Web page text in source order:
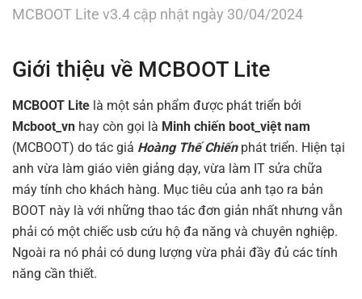
MCBOOT Lite v3.4 cập nhật ngày 30/04/2024
Giới thiệu về MCBOOT Lite
MCBOOT Lite là một sản phẩm được phát triển bởi
Mcboot_vn hay còn gọi là Minh chiến boot_việt nam
(MCBOOT) do tác giả Hoàng Thế Chiếnphát triển. Hiện tại
anh vừa làm giáo viên giảng dạy, vừa làm IT sửa chữa
máy tính cho khách hàng. Mục tiêu của anh tạo ra bản
BOOT này là với những thao tác đơn giản nhất nhưng vẫn
phải có một chiếc usb cứu hộ đa năng và chuyên nghiệp.
Ngoài ra nó phải có dung lượng vừa phải đầy đủ các tính
năng cần thiết.